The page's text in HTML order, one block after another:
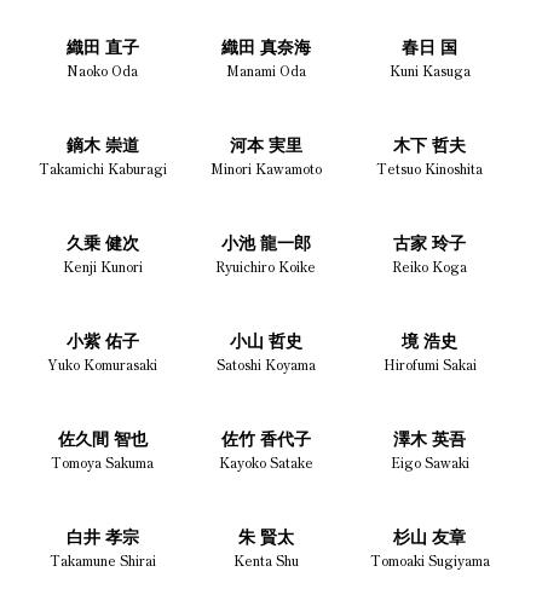
織田 直子
Naoko Oda
織田 真奈海
Manami Oda
春日 国
Kuni Kasuga
鏑木 崇道
Takamichi Kaburagi
河本 実里
Minori Kawamoto
木下 哲夫
Tetsuo Kinoshita
久乗 健次
Kenji Kunori
小池 龍一郎
Ryuichiro Koike
古家 玲子
Reiko Koga
小紫 佑子
Yuko Komurasaki
小山 哲史
Satoshi Koyama
境 浩史
Hirofumi Sakai
佐久間 智也
Tomoya Sakuma
佐竹 香代子
Kayoko Satake
澤木 英吾
Eigo Sawaki
白井 孝宗
Takamune Shirai
朱 賢太
Kenta Shu
杉山 友章
Tomoaki Sugiyama